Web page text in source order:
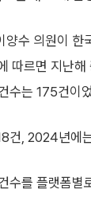
수 의원이 한
따르면 지난
수는 175건이
건, 2024년에
를 플랫폼별